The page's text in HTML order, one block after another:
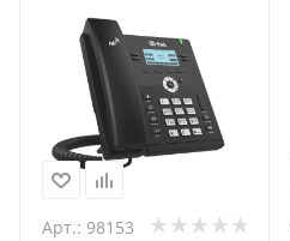
Арт.: 98153